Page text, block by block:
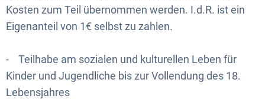
Kosten zum Teil übernommen werden. I.d.R. ist ein
Eigenanteil von 1€ selbst zu zahlen.
- Teilhabe am sozialen und kulturellen Leben für
Kinder und Jugendliche bis zur Vollendung des 18.
Lebensjahres